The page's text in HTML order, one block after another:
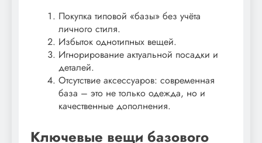
Покупка типовой «базы» без учёта
личного стиля.
Избыток однотипных вещей.
Игнорирование актуальной посадки и
деталей.
Отсутствие аксессуаров: современная
база – это не только одежда, но и
качественные дополнения.
Ключевые вещи базового